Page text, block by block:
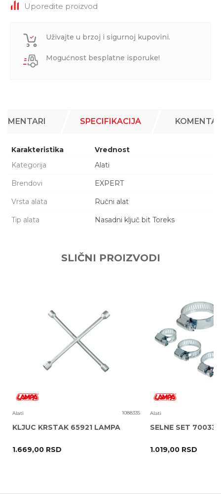
Uporedite proizvod
Uživajte u brzoj i sigurnoj kupovini.
Mogućnost besplatne isporuke!
SPECIFIKACIJA
Karakteristika
Vrednost
Kategorija
Alati
Brendovi EXPERT
Vrsta alata Ručni alat
Tip alata Nasadni ključ bit Toreks
POŠALJI
SLIČNI PROIZVODI
Alati 1088335
KLJUC KRSTAK 65921 LAMPA
1.669,00 RSD
Alati
SELNE SET 70033
1.019,00 RSD